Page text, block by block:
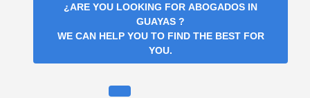
¿ARE YOU LOOKING FOR ABOGADOS IN
GUAYAS ?
WE CAN HELP YOU TO FIND THE BEST FOR
YOU.